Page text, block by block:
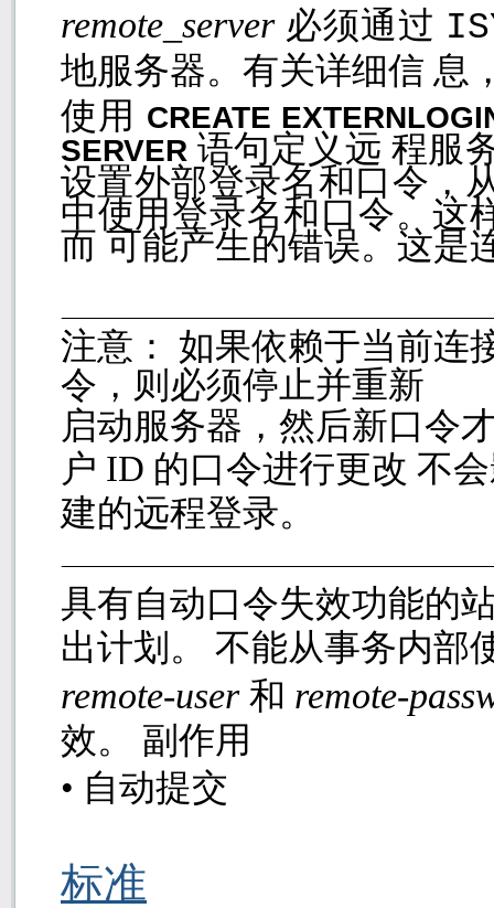
remote_server 必须通过
地服务器。有关详细信 息
使用 CREATE
SERVER 语句定义远 程服
设置外部登录名和口令，
中使用登录名和口令。这
而 可能产生的错误。这是
注意： 如果依赖于当前连
令，则必须停止并重新
启动服务器，然后新口令
户 ID 的口令进行更改 不
建的远程登录。
具有自动口令失效功能的
出计划。 不能从事务内部
remote-user 和 remote-
效。 副作用
• 自动提交
标准